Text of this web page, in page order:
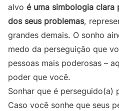
alvo é uma simbologia clara
dos seus problemas,
grandes demais. O sonho
medo da perseguição que
pessoas mais poderosas –
poder que você.
Sonhar que é perseguido(a)
Caso você sonhe que seus